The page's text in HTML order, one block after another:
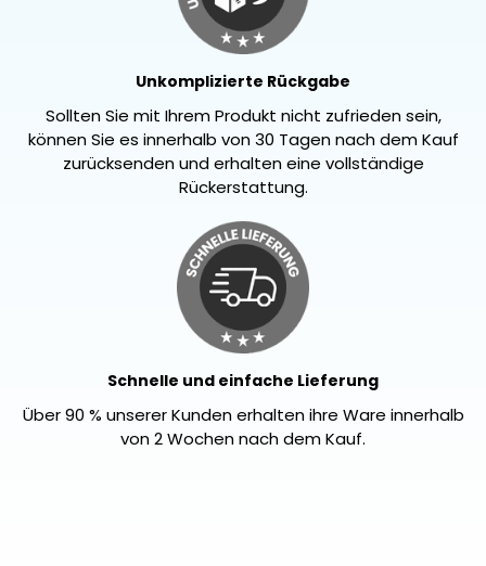
Unkomplizierte Rückgabe
Sollten Sie mit Ihrem Produkt nicht zufrieden sein,
können Sie es innerhalb von 30 Tagen nach dem Kauf
zurücksenden und erhalten eine vollständige
Rückerstattung.
Schnelle und einfache Lieferung
Über 90 % unserer Kunden erhalten ihre Ware innerhalb
von 2 Wochen nach dem Kauf.